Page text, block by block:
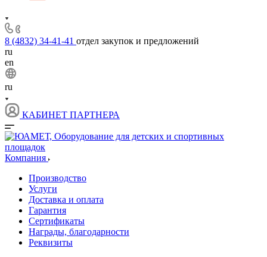
8 (4832) 34-41-41 отдел закупок и предложений
ru
en
ru
КАБИНЕТ ПАРТНЕРА
Компания
Производство
Услуги
Доставка и оплата
Гарантия
Сертификаты
Награды, благодарности
Реквизиты